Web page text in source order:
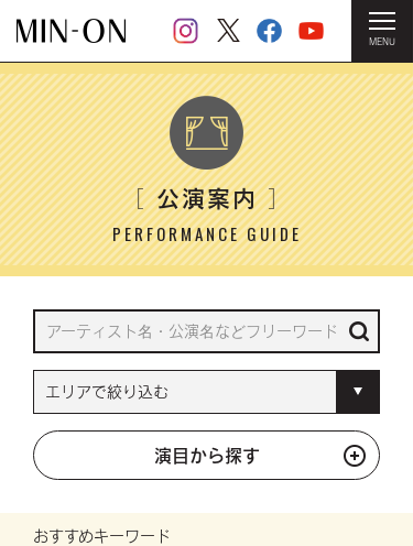
MENU
HOME ＞ 公演案内
［公演案内］
PERFORMANCE GUIDE
演目から探す
おすすめキーワード